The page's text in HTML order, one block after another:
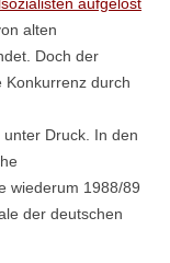
alten
Doch der
Konkurrenz durch
unter Druck. In den
wiederum 1988/89
der deutschen